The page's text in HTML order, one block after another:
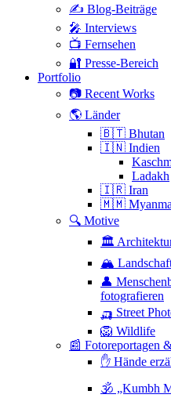
✍️ Blog-Beiträge
🎤 Interviews
📺 Fernsehen
🔐 Presse-Bereich
Portfolio
📷 Recent Works
🌎 Länder
🇧🇹 Bhutan
🇮🇳 Indien
Ladakh
🇮🇷 Iran
🇲🇲
🔍 Motive
🏛
🏔
👤
fotografieren
🛺 Street
🦁 Wildlife
📰 Fotoreportagen
✋ Hände
🕉 „Kumbh